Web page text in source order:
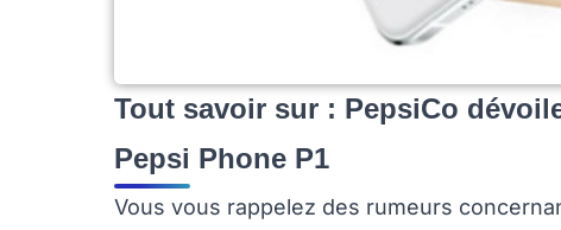
Tout savoir sur : PepsiCo
Pepsi Phone P1
Vous vous rappelez des rumeurs